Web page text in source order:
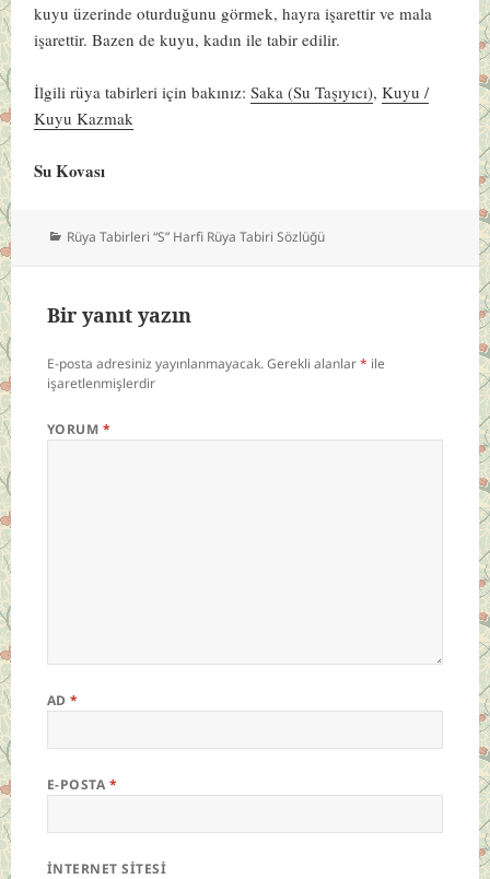
kuyu üzerinde oturduğunu görmek, hayra işarettir ve mala
işarettir. Bazen de kuyu, kadın ile tabir edilir.
İlgili rüya tabirleri için bakınız:Saka (Su Taşıyıcı),Kuyu /
Kuyu Kazmak
Su Kovası
Kategoriler
Rüya Tabirleri “S” Harfi Rüya Tabiri Sözlüğü
Bir yanıt yazın
E-posta adresiniz yayınlanmayacak.Gerekli alanlar* ile
işaretlenmişlerdir
YORUM *
AD*
E-POSTA *
İNTERNET SITESI